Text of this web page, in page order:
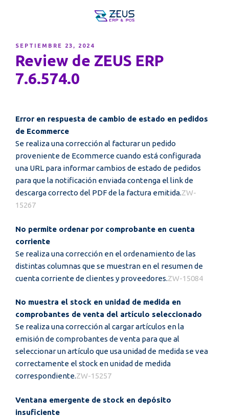
PUBLICADO
EL
SEPTIEMBRE 23, 2024
Review de ZEUS ERP
7.6.574.0
Error en respuesta de cambio de estado en pedidos
de Ecommerce
Se realiza una corrección al facturar un pedido
proveniente de Ecommerce cuando está configurada
una URL para informar cambios de estado de pedidos
para que la notificación enviada contenga el link de
descarga correcto del PDF de la factura emitida.ZW-
15267
No permite ordenar por comprobante en cuenta
corriente
Se realiza una corrección en el ordenamiento de las
distintas columnas que se muestran en el resumen de
cuenta corriente de clientes y proveedores.ZW-15084
No muestra el stock en unidad de medida en
comprobantes de venta del artículo seleccionado
Se realiza una corrección al cargar artículos en la
emisión de comprobantes de venta para que al
seleccionar un artículo que usa unidad de medida se vea
correctamente el stock en unidad de medida
correspondiente.ZW-15257
Ventana emergente de stock en depósito
insuficiente